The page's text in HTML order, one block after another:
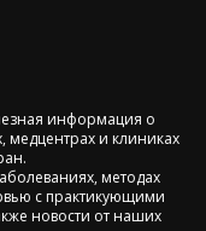
информация о
медцентрах и клиниках
методах
с практикующими
новости от наших